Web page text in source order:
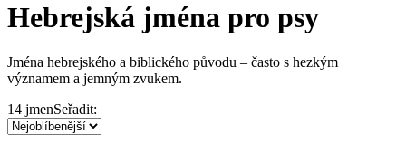
Hebrejská jména pro psy
Jména hebrejského a biblického původu – často s hezkým
významem a jemným zvukem.
14 jmenSeřadit: